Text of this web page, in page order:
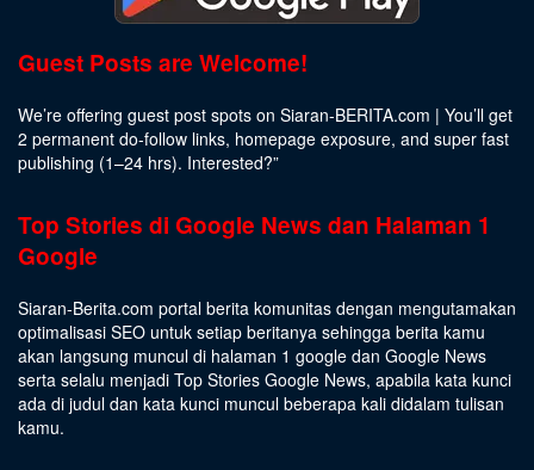
Guest Posts are Welcome!
We’re offering guest post spots on Siaran-BERITA.com | You’ll get
2 permanent do-follow links, homepage exposure, and super fast
publishing (1–24 hrs). Interested?”
Top Stories di Google News dan Halaman 1
Google
Siaran-Berita.com portal berita komunitas dengan mengutamakan
optimalisasi SEO untuk setiap beritanya sehingga berita kamu
akan langsung muncul di halaman 1 google dan Google News
serta selalu menjadi Top Stories Google News, apabila kata kunci
ada di judul dan kata kunci muncul beberapa kali didalam tulisan
kamu.